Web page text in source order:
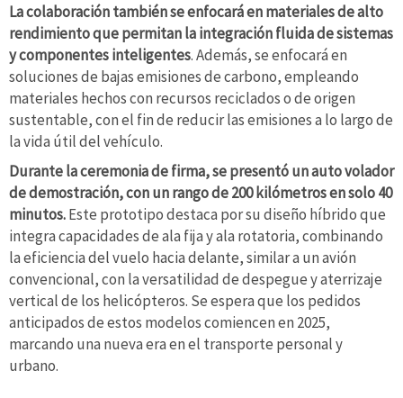
La colaboración también se enfocará en materiales de alto
rendimiento que permitan la integración fluida de sistemas
y componentes inteligentes. Además, se enfocará en
soluciones de bajas emisiones de carbono, empleando
materiales hechos con recursos reciclados o de origen
sustentable, con el fin de reducir las emisiones a lo largo de
la vida útil del vehículo.
Durante la ceremonia de firma, se presentó un auto volador
de demostración, con un rango de 200 kilómetros en solo 40
minutos.Este prototipo destaca por su diseño híbrido que
integra capacidades de ala fija y ala rotatoria, combinando
la eficiencia del vuelo hacia delante, similar a un avión
convencional, con la versatilidad de despegue y aterrizaje
vertical de los helicópteros. Se espera que los pedidos
anticipados de estos modelos comiencen en 2025,
marcando una nueva era en el transporte personal y
urbano.